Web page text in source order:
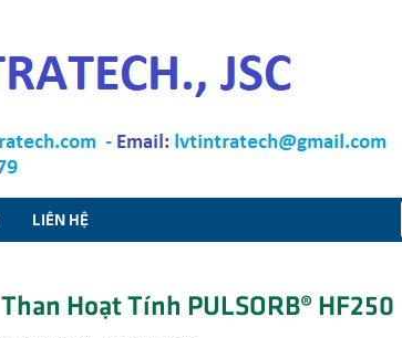
LIÊN HỆ
Than Hoạt Tính PULSORB® HF250